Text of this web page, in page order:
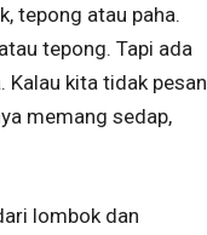
tepong atau paha.
tepong. Tapi ada
Kalau kita tidak pesan
memang sedap,
lombok dan